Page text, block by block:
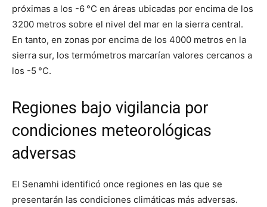
próximas a los -6 °C en áreas ubicadas por encima de los
3200 metros sobre el nivel del mar en la sierra central.
En tanto, en zonas por encima de los 4000 metros en la
sierra sur, los termómetros marcarían valores cercanos a
los -5 °C.
Regiones bajo vigilancia por
condiciones meteorológicas
adversas
El Senamhi identificó once regiones en las que se
presentarán las condiciones climáticas más adversas.